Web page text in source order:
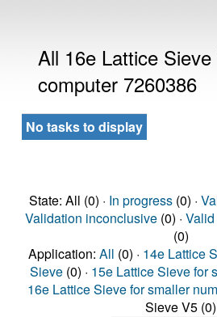
All 16e Lattice
computer 7260386
No tasks to display
State: All (0) · In progress(0) ·
Validation inconclusive(0) · Valid
(0)
Application: All (0) · 14e Lattice
Sieve (0) · 15e Lattice Sieve for
16e Lattice Sieve for smaller
Sieve V5 (0)